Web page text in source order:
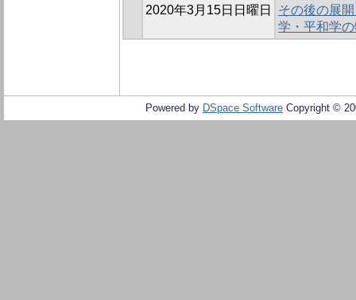
2020年3月15日日曜日
その後の展
学・平和学
Powered by DSpace Software Copyright ©